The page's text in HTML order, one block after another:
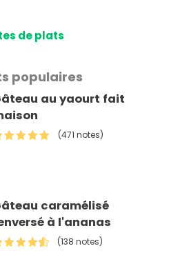
de plats
populaires
au yaourt fait
(471 notes)
caramélisé
à l'ananas
(138 notes)